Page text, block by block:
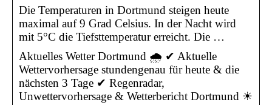
Die Temperaturen in Dortmund steigen heute
maximal auf 9 Grad Celsius. In der Nacht wird
mit 5°C die Tiefsttemperatur erreicht. Die …
Aktuelles Wetter Dortmund 🌧️ ✔ Aktuelle
Wettervorhersage stundengenau für heute & die
nächsten 3 Tage ✔ Regenradar,
Unwettervorhersage & Wetterbericht Dortmund ☀